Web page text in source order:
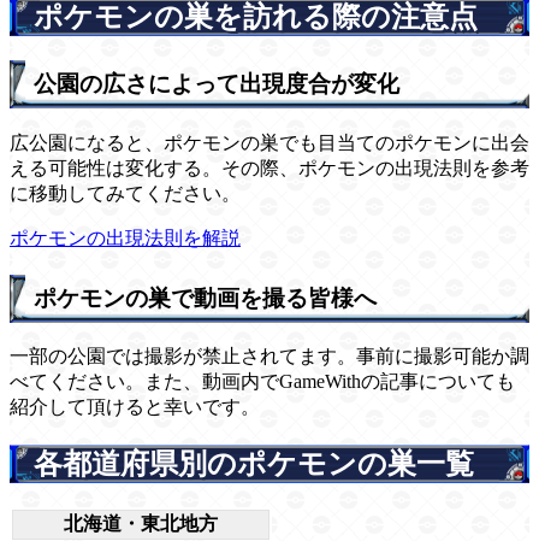
ポケモンの巣を訪れる際の注意点
公園の広さによって出現度合が変化
広公園になると、ポケモンの巣でも目当てのポケモンに出会
える可能性は変化する。その際、ポケモンの出現法則を参考
に移動してみてください。
ポケモンの出現法則を解説
ポケモンの巣で動画を撮る皆様へ
一部の公園では撮影が禁止されてます。事前に撮影可能か調
べてください。また、動画内でGameWithの記事についても
紹介して頂けると幸いです。
各都道府県別のポケモンの巣一覧
北海道・東北地方